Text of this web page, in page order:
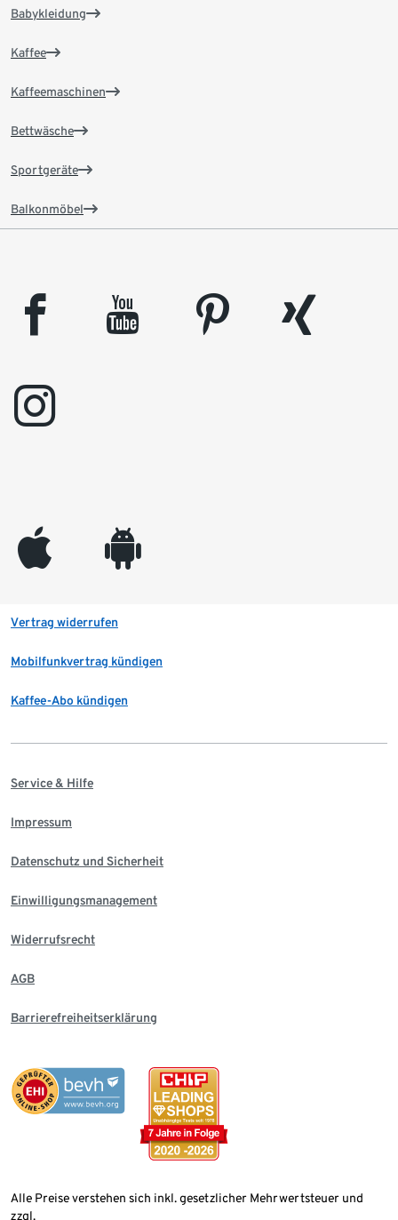
Babykleidung
Kaffee
Kaffeemaschinen
Bettwäsche
Sportgeräte
Balkonmöbel
facebook youtube pinterest
xing
instagram
appleinc android
Vertrag widerrufen
Mobilfunkvertrag kündigen
Kaffee-Abo kündigen
Service & Hilfe
Impressum
Datenschutz und Sicherheit
Einwilligungsmanagement
Widerrufsrecht
AGB
Barrierefreiheitserklärung
Alle Preise verstehen sich inkl. gesetzlicher Mehrwertsteuer und
zzgl.